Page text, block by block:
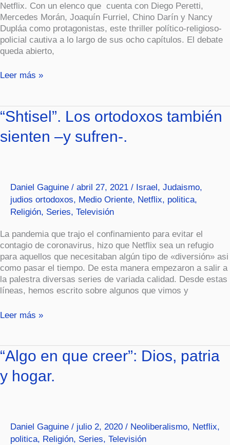
Netflix. Con un elenco que cuenta con Diego Peretti,
Mercedes Morán, Joaquín Furriel, Chino Darín y Nancy
Dupláa como protagonistas, este thriller político-religioso-
policial cautiva a lo largo de sus ocho capítulos. El debate
queda abierto,
Leer más »
“Shtisel”. Los ortodoxos también
sienten –y sufren-.
Daniel Gaguine / abril 27, 2021 / Israel, Judaismo,
judios ortodoxos, Medio Oriente, Netflix, politica,
Religión, Series, Televisión
La pandemia que trajo el confinamiento para evitar el
contagio de coronavirus, hizo que Netflix sea un refugio
para aquellos que necesitaban algún tipo de «diversión» asi
como pasar el tiempo. De esta manera empezaron a salir a
la palestra diversas series de variada calidad. Desde estas
líneas, hemos escrito sobre algunos que vimos y
“Shtisel”.
Los
ortodoxos
también
sufren-.
Leer más »
“Algo en que creer”: Dios, patria
y hogar.
Daniel Gaguine / julio 2, 2020 / Neoliberalismo, Netflix,
politica, Religión, Series, Televisión
“Algo
en
que
creer”:
hogar.